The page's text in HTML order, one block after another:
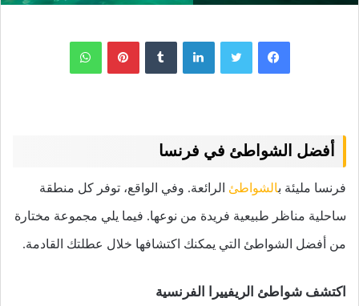
لينكدإن ‏Tumblr بينتيريستواتساب
أفضل الشواطئ في فرنسا
فرنسا مليئة بالشواطئ الرائعة. وفي الواقع، توفر كل منطقة
ساحلية مناظر طبيعية فريدة من نوعها. فيما يلي مجموعة مختارة
من أفضل الشواطئ التي يمكنك اكتشافها خلال عطلتك القادمة.
اكتشف شواطئ الريفييرا الفرنسية